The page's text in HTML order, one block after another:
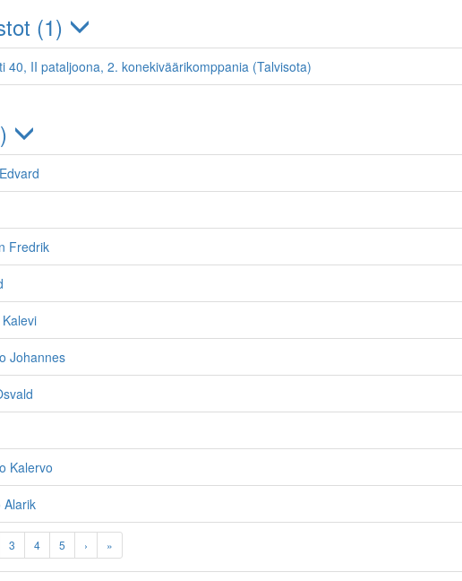
(1)
40, II pataljoona, 2. konekiväärikomppania (Talvisota)
Fredrik
Johannes
Kalervo
Alarik
3 4 5 › »